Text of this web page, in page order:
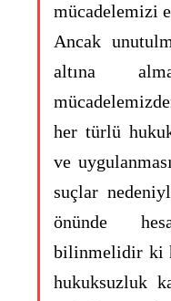
mücadelemizi
Ancak
altına
her türlü hukuk
ve
suçlar
önünde
bilinmelidir ki
hukuksuzluk